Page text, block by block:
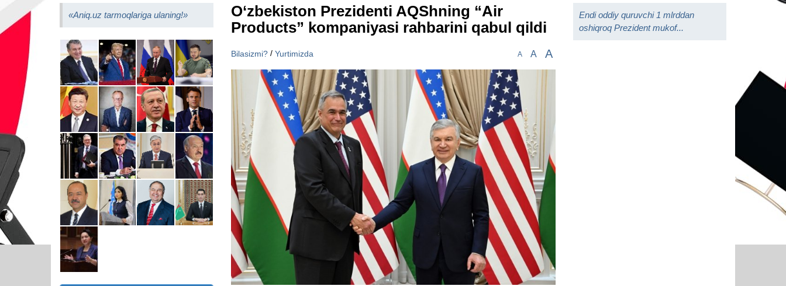
«Aniq.uz tarmoqlariga ulaning!»
O‘zbekiston Prezidenti AQShning “Air
Products” kompaniyasi rahbarini qabul qildi
Bilasizmi?/ Yurtimizda A A A
Endi oddiy quruvchi 1 mlrddan
oshiqroq Prezident mukof...